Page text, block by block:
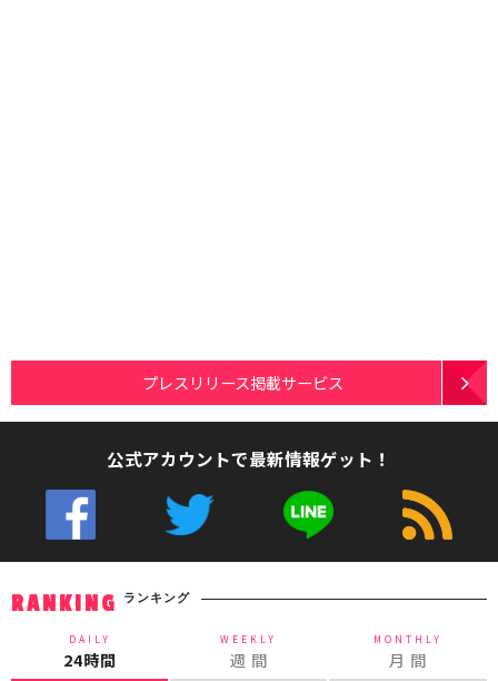
プレスリリース掲載サービス
公式アカウントで最新情報ゲット！
RANKING ランキング
DAILY
24時間
WEEKLY
週 間
MONTHLY
月 間